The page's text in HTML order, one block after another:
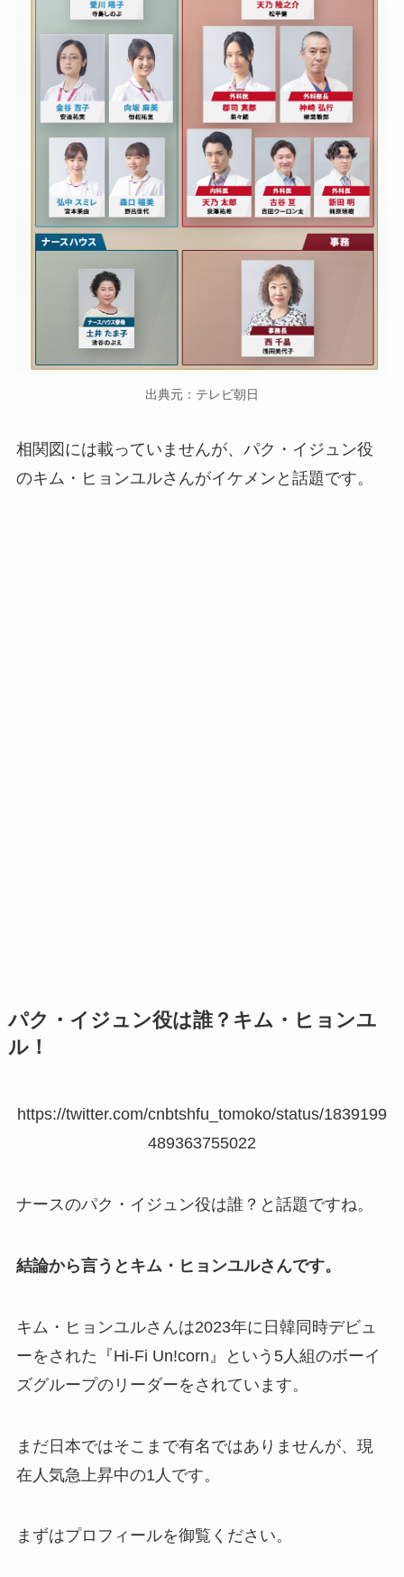
出典元：テレビ朝日
相関図には載っていませんが、パク・イジュン役
のキム・ヒョンユルさんがイケメンと話題です。
パク・イジュン役は誰？キム・ヒョンユ
ル！
https://twitter.com/cnbtshfu_tomoko/status/1839199
489363755022
ナースのパク・イジュン役は誰？と話題ですね。
結論から言うとキム・ヒョンユルさんです。
キム・ヒョンユルさんは2023年に日韓同時デビュ
ーをされた『Hi-Fi Un!corn』という5人組のボーイ
ズグループのリーダーをされています。
まだ日本ではそこまで有名ではありませんが、現
在人気急上昇中の1人です。
まずはプロフィールを御覧ください。